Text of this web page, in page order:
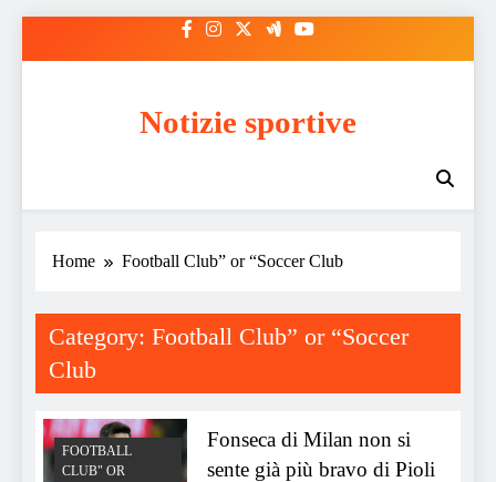
Notizie sportive
Home Football Club” or “Soccer Club
Category: Football Club” or “Soccer
Club
FOOTBALL
CLUB" OR
Fonseca di Milan non si
sente già più bravo di Pioli